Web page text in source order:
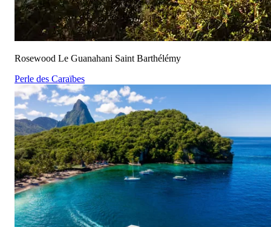
Rosewood Le Guanahani Saint Barthélémy
Perle des Caraïbes